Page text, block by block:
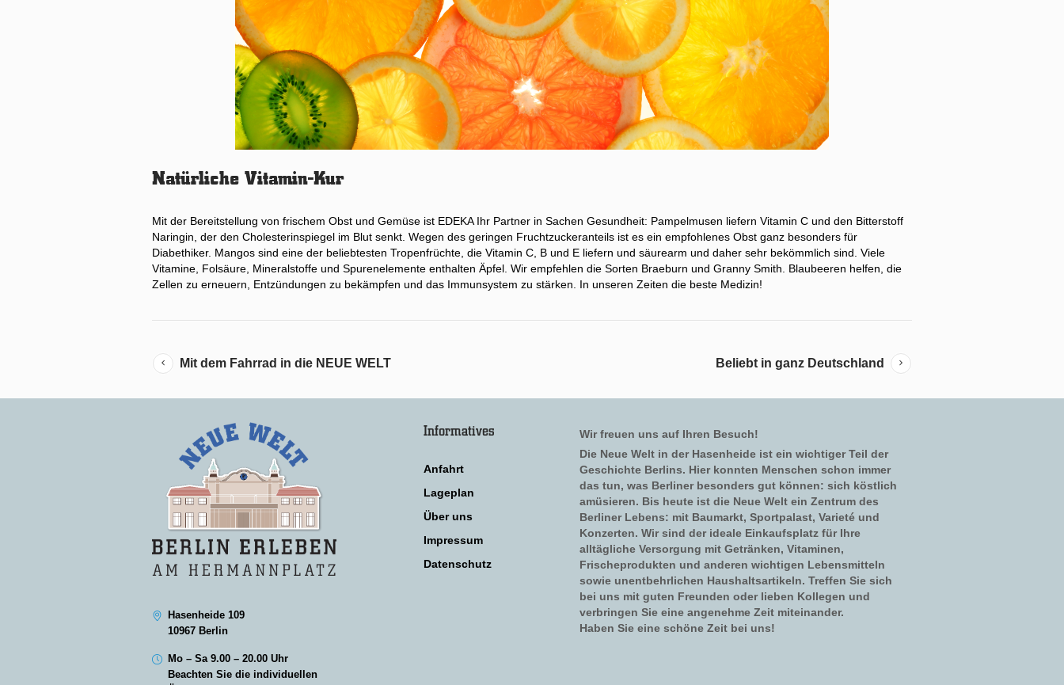
Natürliche Vitamin-Kur
Mit der Bereitstellung von frischem Obst und Gemüse ist EDEKA Ihr Partner in Sachen Gesundheit: Pampelmusen liefern Vitamin C und den Bitterstoff
Naringin, der den Cholesterinspiegel im Blut senkt. Wegen des geringen Fruchtzuckeranteils ist es ein empfohlenes Obst ganz besonders für
Diabethiker. Mangos sind eine der beliebtesten Tropenfrüchte, die Vitamin C, B und E liefern und säurearm und daher sehr bekömmlich sind. Viele
Vitamine, Folsäure, Mineralstoffe und Spurenelemente enthalten Äpfel. Wir empfehlen die Sorten Braeburn und Granny Smith. Blaubeeren helfen, die
Zellen zu erneuern, Entzündungen zu bekämpfen und das Immunsystem zu stärken. In unseren Zeiten die beste Medizin!
Mit dem Fahrrad in die NEUE WELT Beliebt in ganz Deutschland
Hasenheide 109
10967 Berlin
Mo – Sa 9.00 – 20.00 Uhr
Beachten Sie die individuellen
Informatives
Anfahrt
Lageplan
Über uns
Impressum
Datenschutz
Wir freuen uns auf Ihren Besuch!
Die Neue Welt in der Hasenheide ist ein wichtiger Teil der
Geschichte Berlins. Hier konnten Menschen schon immer
das tun, was Berliner besonders gut können: sich köstlich
amüsieren. Bis heute ist die Neue Welt ein Zentrum des
Berliner Lebens: mit Baumarkt, Sportpalast, Varieté und
Konzerten. Wir sind der ideale Einkaufsplatz für Ihre
alltägliche Versorgung mit Getränken, Vitaminen,
Frischeprodukten und anderen wichtigen Lebensmitteln
sowie unentbehrlichen Haushaltsartikeln. Treffen Sie sich
bei uns mit guten Freunden oder lieben Kollegen und
verbringen Sie eine angenehme Zeit miteinander.
Haben Sie eine schöne Zeit bei uns!